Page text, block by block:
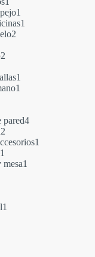
producto
1
producto
1
2
22
1
1
pared44
2
productos1
1
producto
mesa1
1